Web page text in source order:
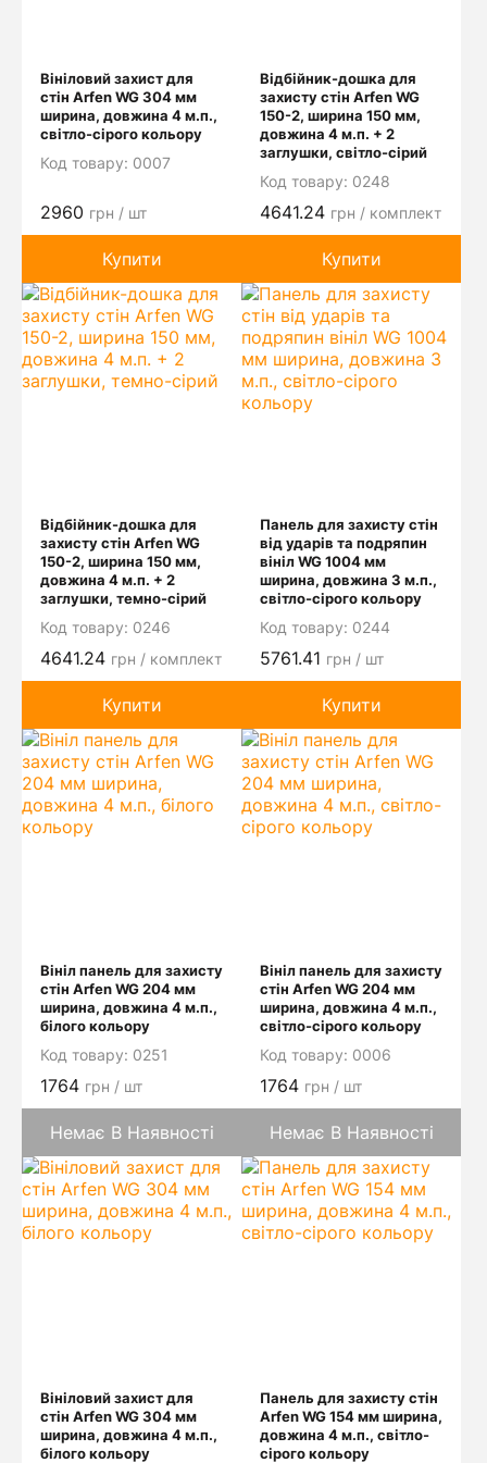
Вініловий захист для
стін Arfen WG 304 мм
ширина, довжина 4 м.п.,
світло-сірого кольору
Код товару: 0007
2960 грн / шт
Купити
Відбійник-дошка для
захисту стін Arfen WG
150-2, ширина 150 мм,
довжина 4 м.п. + 2
заглушки, світло-сірий
Код товару: 0248
4641.24 грн / комплект
Купити
Відбійник-дошка для
захисту стін Arfen WG
150-2, ширина 150 мм,
довжина 4 м.п. + 2
заглушки, темно-сірий
Код товару: 0246
4641.24 грн / комплект
Купити
Панель для захисту стін
від ударів та подряпин
вініл WG 1004 мм
ширина, довжина 3 м.п.,
світло-сірого кольору
Код товару: 0244
5761.41 грн / шт
Купити
Вініл панель для захисту
стін Arfen WG 204 мм
ширина, довжина 4 м.п.,
білого кольору
Код товару: 0251
1764 грн / шт
Немає В Наявності
Вініл панель для захисту
стін Arfen WG 204 мм
ширина, довжина 4 м.п.,
світло-сірого кольору
Код товару: 0006
1764 грн / шт
Немає В Наявності
Вініловий захист для
стін Arfen WG 304 мм
ширина, довжина 4 м.п.,
білого кольору
Панель для захисту стін
Arfen WG 154 мм ширина,
довжина 4 м.п., світло-
сірого кольору